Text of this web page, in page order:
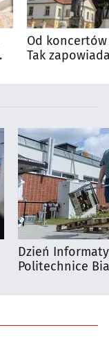
Od
Tak
Dzień
Politechnice